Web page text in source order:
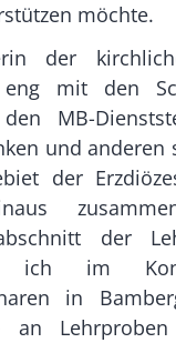
möchte.
der
mit den
den MB-
und anderen
der
der
ich im
in
an